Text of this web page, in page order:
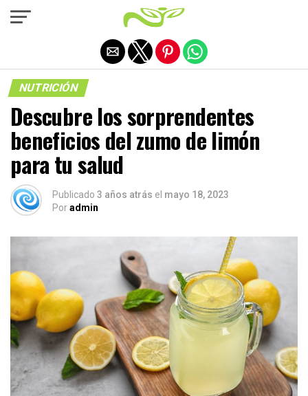
NUTRICIÓN
Descubre los sorprendentes
beneficios del zumo de limón
para tu salud
Publicado 3 años atrás el mayo 18, 2023
Poradmin
Salir de la versión móvil